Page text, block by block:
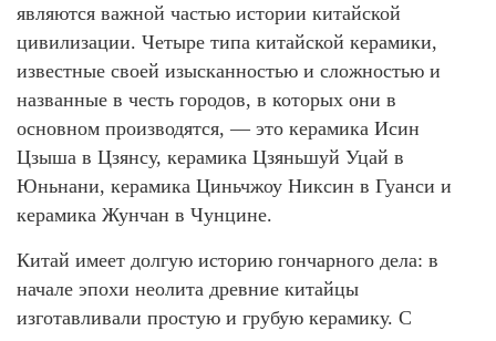
являются важной частью истории китайской
цивилизации. Четыре типа китайской керамики,
известные своей изысканностью и сложностью и
названные в честь городов, в которых они в
основном производятся, — это керамика Исин
Цзыша в Цзянсу, керамика Цзяньшуй Уцай в
Юньнани, керамика Циньчжоу Никсин в Гуанси и
керамика Жунчан в Чунцине.
Китай имеет долгую историю гончарного дела: в
начале эпохи неолита древние китайцы
изготавливали простую и грубую керамику. С